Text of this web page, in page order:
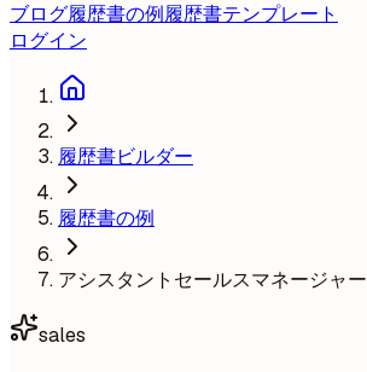
ブログ履歴書の例履歴書テンプレート
ログイン
履歴書ビルダー
履歴書の例
アシスタントセールスマネージャー
sales